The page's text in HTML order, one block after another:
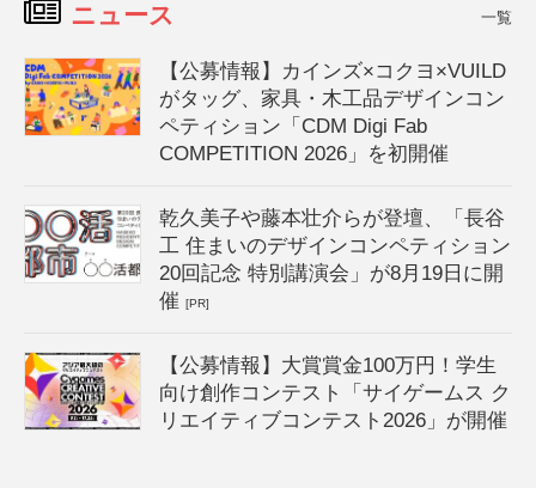
ニュース 一覧
【公募情報】カインズ×コクヨ×VUILD
がタッグ、家具・木工品デザインコン
ペティション「CDM Digi Fab
COMPETITION 2026」を初開催
乾久美子や藤本壮介らが登壇、「長谷
工 住まいのデザインコンペティション
20回記念 特別講演会」が8月19日に開
催[PR]
【公募情報】大賞賞金100万円！学生
向け創作コンテスト「サイゲームス ク
リエイティブコンテスト2026」が開催